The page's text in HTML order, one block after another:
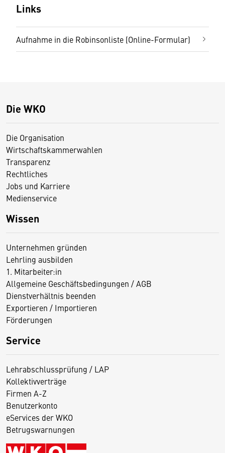
Links
Aufnahme in die Robinsonliste (Online-Formular)
Die WKO
Die Organisation
Wirtschaftskammerwahlen
Transparenz
Rechtliches
Jobs und Karriere
Medienservice
Wissen
Unternehmen gründen
Lehrling ausbilden
1. Mitarbeiter:in
Allgemeine Geschäftsbedingungen / AGB
Dienstverhältnis beenden
Exportieren / Importieren
Förderungen
Service
Lehrabschlussprüfung / LAP
Kollektivverträge
Firmen A-Z
Benutzerkonto
eServices der WKO
Betrugswarnungen